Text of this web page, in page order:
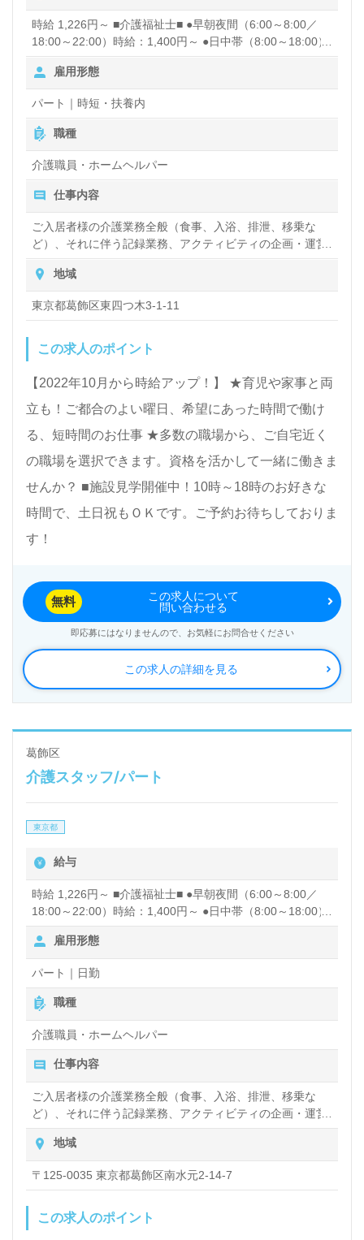
時給 1,226円～ ■介護福祉士■ ●早朝夜間（6:00～8:00／
18:00～22:00）時給：1,400円～ ●日中帯（8:00～18:00）
時給：1,300円～ ■初任者研修■ ●早朝夜間（6:00～8:00／
18:00～22:00）時給：1,300円～ ●日中帯（8:00～18:00）
時給：1,226円～ 昇給あり
雇用形態
パート｜時短・扶養内
職種
介護職員・ホームヘルパー
仕事内容
ご入居者様の介護業務全般（食事、入浴、排泄、移乗な
ど）、それに伴う記録業務、アクティビティの企画・運営
など
地域
東京都葛飾区東四つ木3-1-11
この求人のポイント
【2022年10月から時給アップ！】 ★育児や家事と両
立も！ご都合のよい曜日、希望にあった時間で働け
る、短時間のお仕事 ★多数の職場から、ご自宅近く
の職場を選択できます。資格を活かして一緒に働きま
せんか？ ■施設見学開催中！10時～18時のお好きな
時間で、土日祝もＯＫです。ご予約お待ちしておりま
す！
この求人の詳細を見る
無料
この求人について
問い合わせる
即応募にはなりませんので、お気軽にお問合せください
葛飾区
介護スタッフ/パート
東京都
給与
時給 1,226円～ ■介護福祉士■ ●早朝夜間（6:00～8:00／
18:00～22:00）時給：1,400円～ ●日中帯（8:00～18:00）
時給：1,300円～ ■初任者研修■ ●早朝夜間（6:00～8:00／
18:00～22:00）時給：1,300円～ ●日中帯（8:00～18:00）
時給：1,226円～ 昇給あり
雇用形態
パート｜日勤
職種
介護職員・ホームヘルパー
仕事内容
ご入居者様の介護業務全般（食事、入浴、排泄、移乗な
ど）、それに伴う記録業務、アクティビティの企画・運営
など
地域
〒125-0035 東京都葛飾区南水元2-14-7
この求人のポイント